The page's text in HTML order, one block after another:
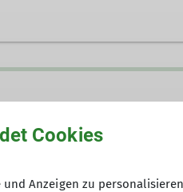
Cookies
Anzeigen zu